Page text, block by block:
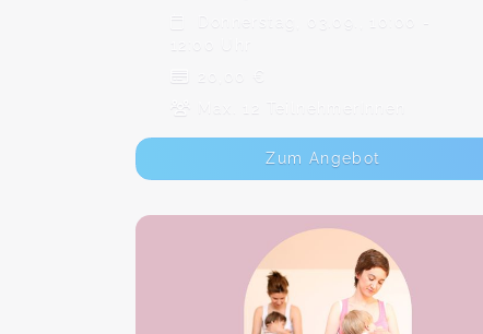
Donnerstag, 03.09., 10:00 -
12:00 Uhr
20,00 €
Max. 12 TeilnehmerInnen
Zum Angebot